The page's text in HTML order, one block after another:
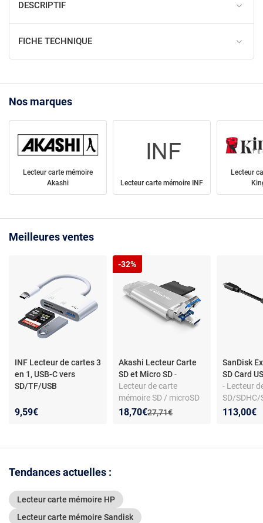
DESCRIPTIF
FICHE TECHNIQUE
Nos marques
Lecteur carte mémoire
Akashi
Lecteur carte mémoire INF
Lecteur
Meilleures ventes
INF Lecteur de cartes 3
en 1, USB-C vers
SD/TF/USB
9,59€
Akashi Lecteur Carte
SD et Micro SD-
Lecteur de carte
mémoire SD / microSD
Ancien prix :
27,71€
Nouveau prix :
18,70€
Réduction de :
-32%
SanDisk
SD Card
- Lecteur
SD/SDHC/
- USB-C 3.0
113,00€
Tendances actuelles :
Lecteur carte mémoire HP
Lecteur carte mémoire Sandisk